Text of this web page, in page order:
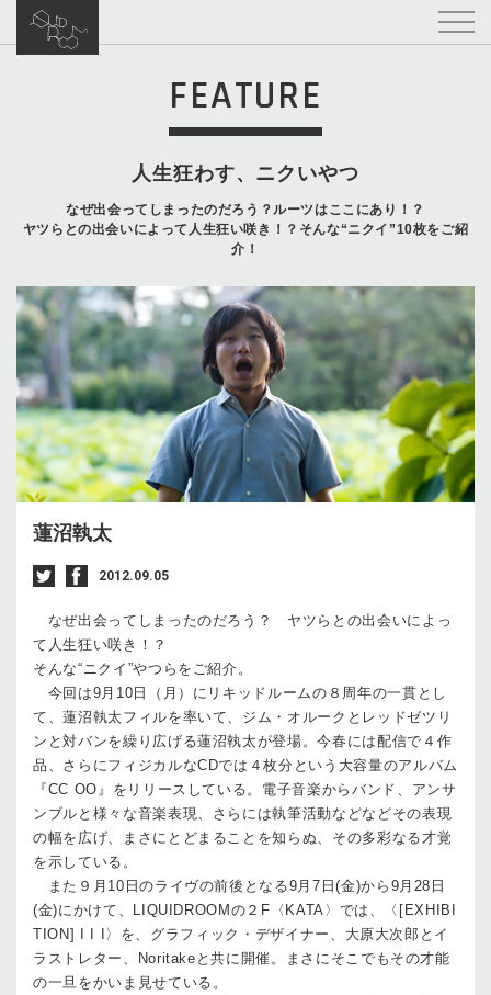
FEATURE
人生狂わす、ニクいやつ
なぜ出会ってしまったのだろう？ルーツはここにあり！？
ヤツらとの出会いによって人生狂い咲き！？そんな“ニクイ”10枚をご紹
介！
蓮沼執太
2012.09.05
なぜ出会ってしまったのだろう？ ヤツらとの出会いによっ
て人生狂い咲き！？
そんな“ニクイ”やつらをご紹介。
今回は9月10日（月）にリキッドルームの８周年の一貫とし
て、蓮沼執太フィルを率いて、ジム・オルークとレッドゼツリ
ンと対バンを繰り広げる蓮沼執太が登場。今春には配信で４作
品、さらにフィジカルなCDでは４枚分という大容量のアルバム
『CC OO』をリリースしている。電子音楽からバンド、アンサ
ンブルと様々な音楽表現、さらには執筆活動などなどその表現
の幅を広げ、まさにとどまることを知らぬ、その多彩なる才覚
を示している。
また９月10日のライヴの前後となる9月7日(金)から9月28日
(金)にかけて、LIQUIDROOMの２F〈KATA〉では、〈[EXHIBI
TION] I I I〉を、グラフィック・デザイナー、大原大次郎とイ
ラストレター、Noritakeと共に開催。まさにそこでもその才能
の一旦をかいま見せている。